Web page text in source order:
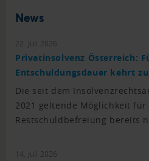
News
22. Juli 2026
Privatinsolvenz Österreich:
Entschuldungsdauer kehrt
Die seit dem
2021 geltende Möglichkeit
Restschuldbefreiung bereits
14. Juli 2026